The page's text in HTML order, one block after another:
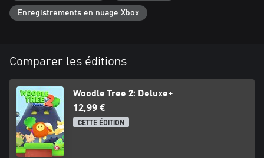
Enregistrements en nuage Xbox
Comparer les éditions
Woodle Tree 2: Deluxe+
12,99 €
CETTE ÉDITION